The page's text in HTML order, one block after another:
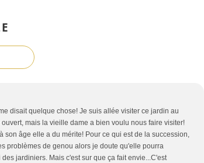
disait quelque chose! Je suis allée visiter ce jardin au
mais la vieille dame a bien voulu nous faire visiter!
son âge elle a du mérite! Pour ce qui est de la succession,
problèmes de genou alors je doute qu'elle pourra
jardiniers. Mais c'est sur que ça fait envie...C'est